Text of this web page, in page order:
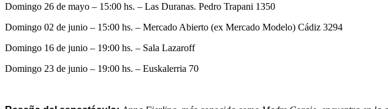
Domingo 26 de mayo – 15:00 hs. – Las Duranas. Pedro Trapani 1350
Domingo 02 de junio – 15:00 hs. – Mercado Abierto (ex Mercado Modelo) Cádiz 3294
Domingo 16 de junio – 19:00 hs. – Sala Lazaroff
Domingo 23 de junio – 19:00 hs. – Euskalerria 70